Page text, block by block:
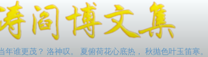
年谁更茂？ 洛神叹。 夏俯荷花心底热， 秋抛色叶玉笛